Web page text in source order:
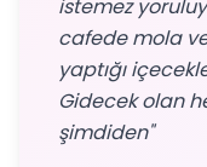
istemez
cafede mola
yaptığı
Gidecek olan
şimdiden"